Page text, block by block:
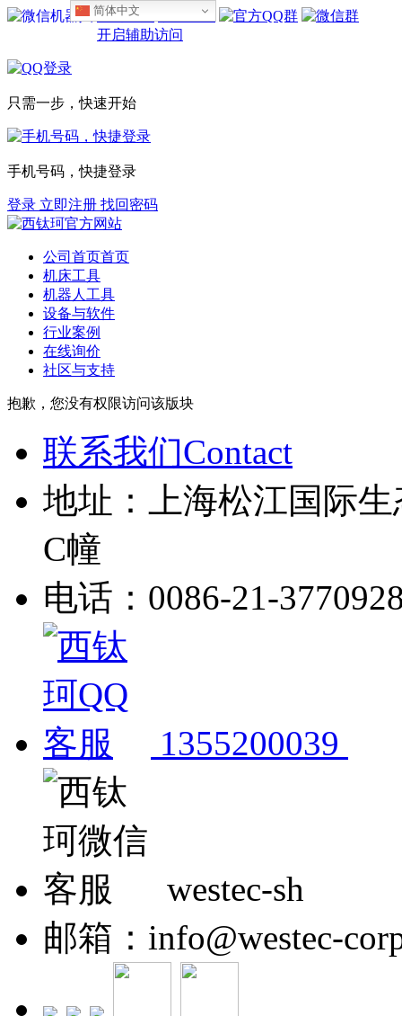
简体中文
设为首页
收藏本站
开启辅助访问
只需一步，快速开始
手机号码，快捷登录
登录 立即注册 找回密码
公司首页首页
机床工具
机器人工具
设备与软件
行业案例
在线询价
社区与支持
抱歉，您没有权限访问该版块
联系我们Contact
地址：上海松江国际
C幢
电话：0086-21-
1355200039
westec-sh
邮箱：info@westec-